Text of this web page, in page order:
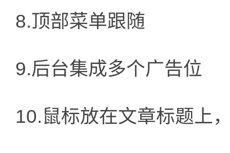
8.顶部菜单跟随
9.后台集成多个广告位
10.鼠标放在文章标题上